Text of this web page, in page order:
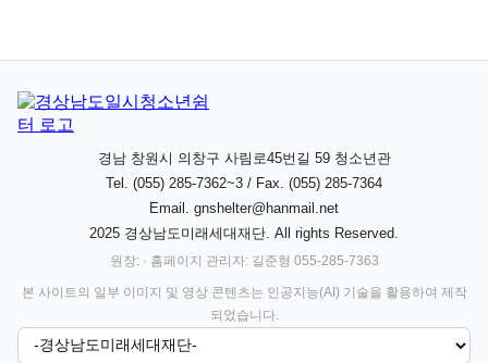
경남 창원시 의창구 사림로45번길 59 청소년관
Tel. (055) 285-7362~3 / Fax. (055) 285-7364
Email. gnshelter@hanmail.net
2025 경상남도미래세대재단. All rights Reserved.
원장: · 홈페이지 관리자: 길준형 055-285-7363
본 사이트의 일부 이미지 및 영상 콘텐츠는 인공지능(AI) 기술을 활용하여 제작
되었습니다.